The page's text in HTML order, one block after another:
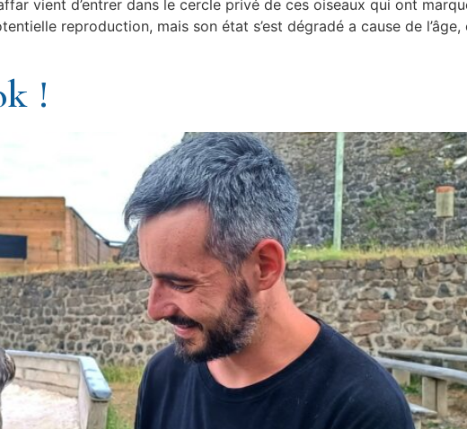
vient d’entrer dans le cercle privé de ces oiseaux qui ont
reproduction, mais son état s’est dégradé a cause de
!